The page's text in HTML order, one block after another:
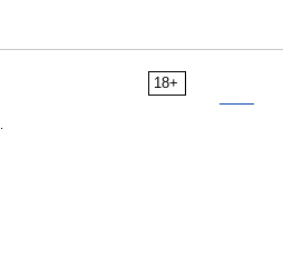
18+